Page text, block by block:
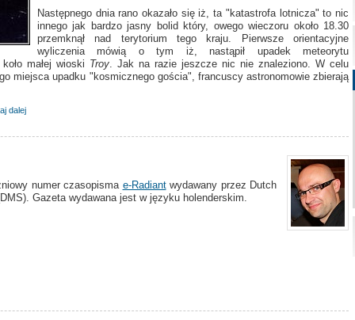
Następnego dnia rano okazało się iż, ta "katastrofa lotnicza" to nic
innego jak bardzo jasny bolid który, owego wieczoru około 18.30
przemknął nad terytorium tego kraju. Pierwsze orientacyjne
wyliczenia mówią o tym iż, nastąpił upadek meteorytu
koło małej wioski Troy. Jak na razie jeszcze nic nie znaleziono. W celu
miejsca upadku "kosmicznego gościa", francuscy astronomowie zbierają
dalej
numer czasopisma e-Radiantwydawany przez Dutch
Gazeta wydawana jest w języku holenderskim.